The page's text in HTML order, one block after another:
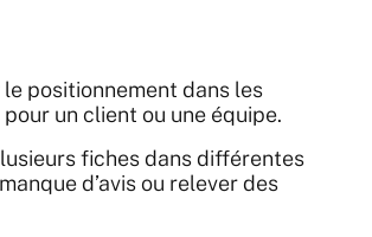
positionnement dans les
un client ou une équipe.
fiches dans différentes
d’avis ou relever des